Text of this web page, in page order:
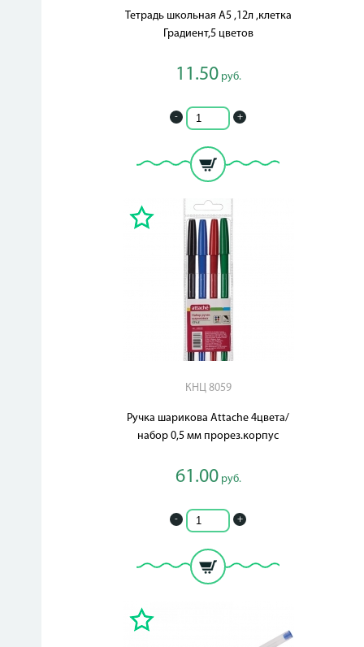
Тетрадь школьная А5 ,12л ,клетка
Градиент,5 цветов
11.50руб.
- +
КНЦ 8059
Ручка шарикова Attache 4цвета/
набор 0,5 мм прорез.корпус
61.00руб.
- +